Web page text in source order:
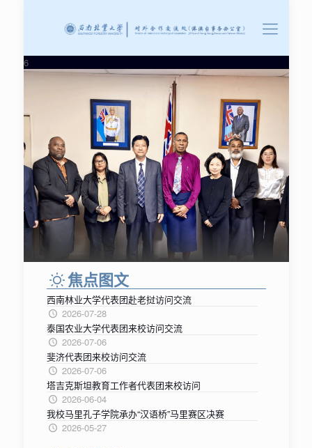
6
焦点图文
西南林业大学代表团赴老挝访问交流
2026-07-28
泰国农业大学代表团来校访问交流
2026-07-06
斐济代表团来校访问交流
2026-07-06
塔吉克斯坦教育工作者代表团来校访问
2026-06-04
我校马里孔子学院承办“汉语桥”马里赛区决赛
2026-05-27